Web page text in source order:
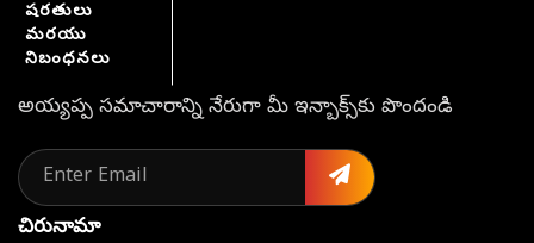
షరతులు
మరయు
నిబంధనలు
అయ్యప్ప సమాచారాన్ని నేరుగా మీ ఇన్బాక్స్‌కు పొందండి
చిరునామా